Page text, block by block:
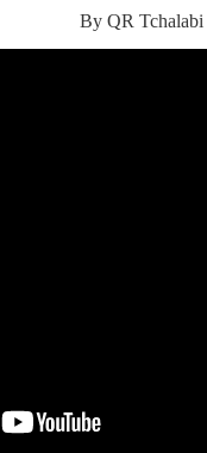
By QR Tchalabi